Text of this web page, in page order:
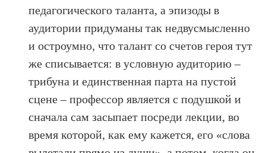
педагогического таланта, а эпизоды в
аудитории придуманы так недвусмысленно
и остроумно, что талант со счетов героя тут
же списывается: в условную аудиторию –
трибуна и единственная парта на пустой
сцене – профессор является с подушкой и
сначала сам засыпает посреди лекции, во
время которой, как ему кажется, его «слова